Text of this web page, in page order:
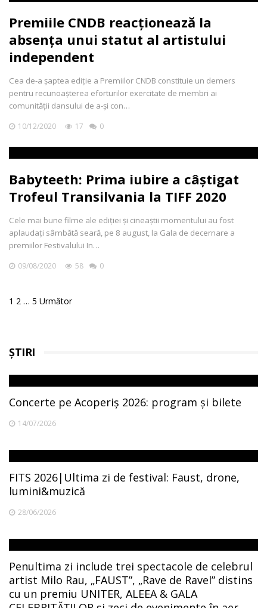
Premiile CNDB reacționează la
absența unui statut al artistului
independent
Cea de-a șaptea ediție a Premiilor CNDB constituie un demers
pentru recunoașterea eforturilor exercitate de membri ai
comunității dansului de a-și con…
10/12/2020 17 0
Babyteeth: Prima iubire a câștigat
Trofeul Transilvania la TIFF 2020
Cele mai bune filme ale ediției și cineaștii momentului au fost
aplaudați sâmbătă seară, pe 8 august, la Gala de decernare a
premiilor Festivalului In…
09/08/2020 58 0
Posts
1 2 … 5 Următor
ȘTIRI
Concerte pe Acoperiș 2026: program și bilete
14/07/2026
FITS 2026|Ultima zi de festival: Faust, drone,
lumini&muzică
28/06/2026
Penultima zi include trei spectacole de celebrul
artist Milo Rau, „FAUST”, „Rave de Ravel” distins
cu un premiu UNITER, ALEEA & GALA